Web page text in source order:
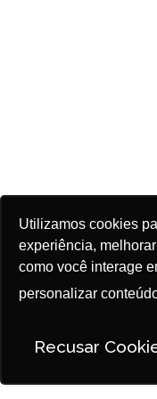
Utilizamos cookies
experiência,
como você interage
personalizar
Recusar